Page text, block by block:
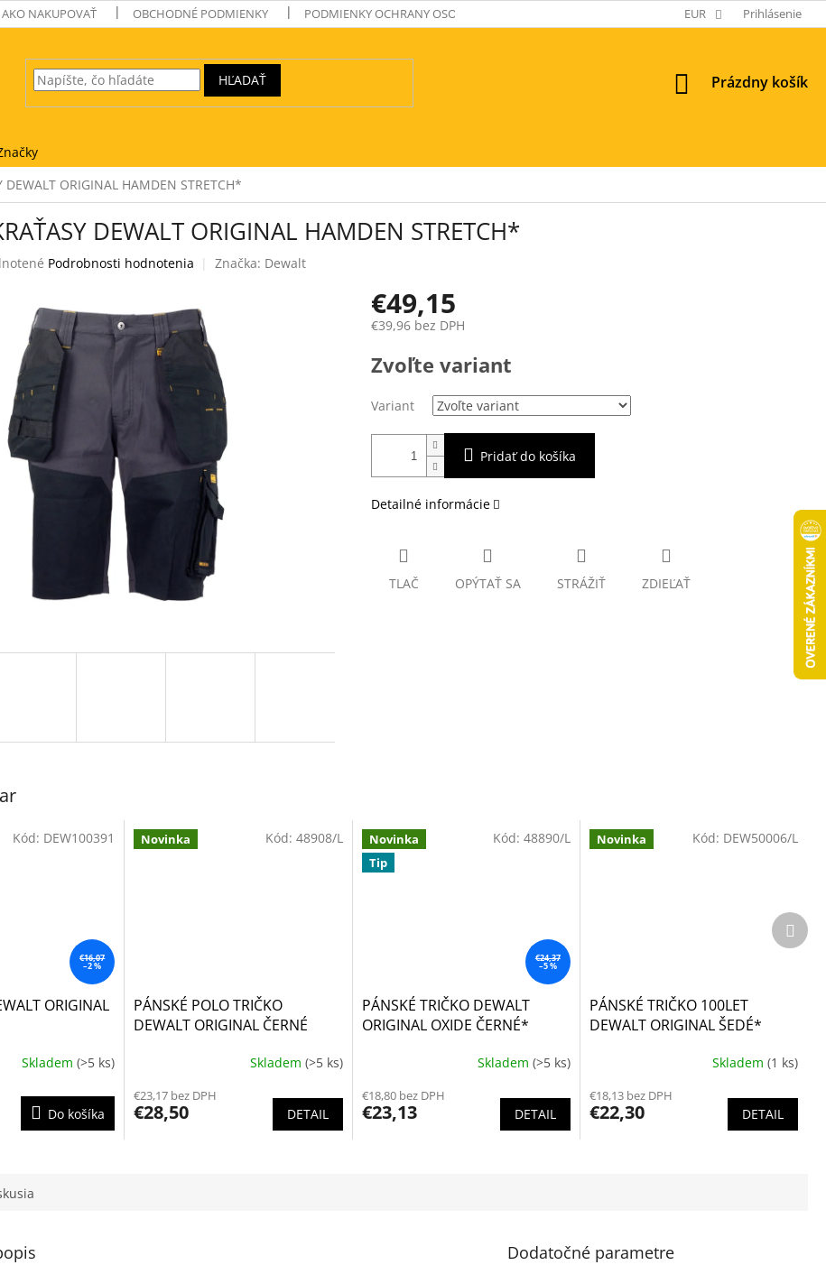
AKO NAKUPOVAŤ OBCHODNÉ PODMIENKY PODMIENKY OCHRANY OSOBNÝCH ÚDAJOV EUR Prihlásenie
HĽADAŤ
NÁKUPNÝ
Prázdny košík
DEWALT ORIGINAL HAMDEN STRETCH*
DEWALT ORIGINAL HAMDEN STRETCH*
Podrobnosti hodnotenia Značka: Dewalt
€49,15
€39,96 bez DPH
cena:
Zvoľte variant
Variant
Pridať do košíka
Detailné informácie
TLAČ OPÝTAŤ SA STRÁŽIŤ ZDIEĽAŤ
€16,07
–2 %
ORIGINAL
Skladem(>5 ks)
Do košíka
Kód: DEW100391 Novinka
PÁNSKÉ POLO TRIČKO
DEWALT ORIGINAL ČERNÉ
Skladem (>5 ks)
€23,17 bez DPH
€28,50 DETAIL
Kód: 48908/L
Novinka
Tip
€24,37
–5 %
PÁNSKÉ TRIČKO DEWALT
ORIGINAL OXIDE ČERNÉ*
Skladem (>5 ks)
€18,80 bez DPH
€23,13 DETAIL
Kód: 48890/L Novinka
PÁNSKÉ TRIČKO 100LET
DEWALT ORIGINAL ŠEDÉ*
Skladem (1 ks)
€18,13 bez DPH
€22,30 DETAIL
Kód: DEW50006/L
Ďalší
Dodatočné parametre